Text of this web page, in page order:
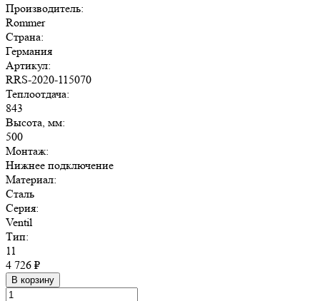
Производитель:
Rommer
Страна:
Германия
Артикул:
RRS-2020-115070
Теплоотдача:
843
Высота, мм:
500
Монтаж:
Нижнее подключение
Материал:
Сталь
Серия:
Ventil
Тип:
11
4 726 ₽
В корзину